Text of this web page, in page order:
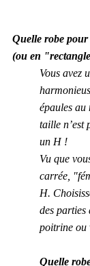
Quelle robe
(ou en
Vous avez
épaules au
taille n’est
un H !
Vu que
carrée,
H.
des parties
poitrine ou
Quelle